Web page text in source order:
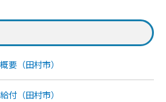
要（田村市）
付（田村市）